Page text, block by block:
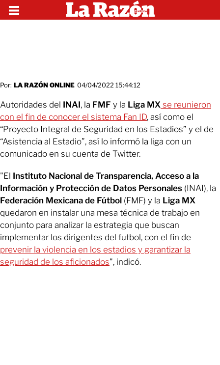
Por: LA RAZÓN ONLINE 04/04/2022 15:44:12
Autoridades del INAI, la FMF y la Liga MX se reunieron
con el fin de conocer el sistema Fan ID, así como el
“Proyecto Integral de Seguridad en los Estadios” y el de
“Asistencia al Estadio”, así lo informó la liga con un
comunicado en su cuenta de Twitter.
"El Instituto Nacional de Transparencia, Acceso a la
Información y Protección de Datos Personales (INAI), la
Federación Mexicana de Fútbol (FMF) y la Liga MX
quedaron en instalar una mesa técnica de trabajo en
conjunto para analizar la estrategia que buscan
implementar los dirigentes del futbol, con el fin de
prevenir la violencia en los estadios y garantizar la
seguridad de los aficionados", indicó.